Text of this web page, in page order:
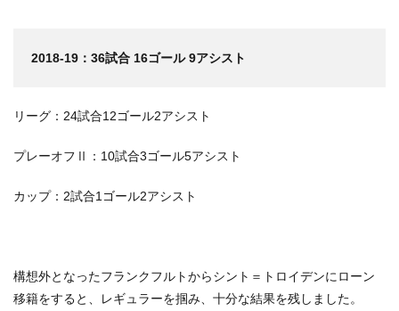
2018-19：36試合 16ゴール 9アシスト
リーグ：24試合12ゴール2アシスト
プレーオフⅡ：10試合3ゴール5アシスト
カップ：2試合1ゴール2アシスト
構想外となったフランクフルトからシント＝トロイデンにローン
移籍をすると、レギュラーを掴み、十分な結果を残しました。